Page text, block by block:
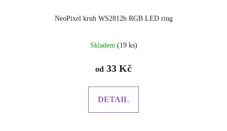
NeoPixel kruh WS2812b RGB LED ring
hodnocení
je
z
Skladem (19 ks)
od 33 Kč
DETAIL